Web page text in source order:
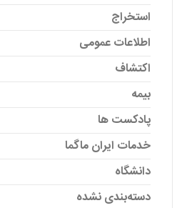
استخراج
اطلاعات عمومی
اکتشاف
بیمه
پادکست ها
خدمات ایران ماگما
دانشگاه
دسته‌بندی نشده